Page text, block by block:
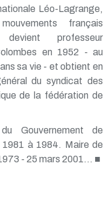
Léo-Lagrange,
français
professeur
en 1952 - au
sa vie - et obtient en
du syndicat des
de la fédération de
Gouvernement de
1981 à 1984. Maire de
- 25 mars 2001... ■